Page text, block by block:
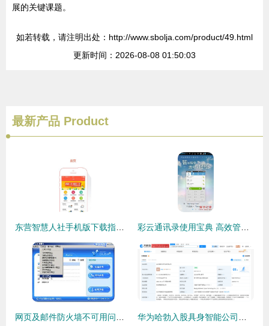
展的关键课题。
如若转载，请注明出处：http://www.sbolja.com/product/49.html
更新时间：2026-08-08 01:50:03
最新产品 Product